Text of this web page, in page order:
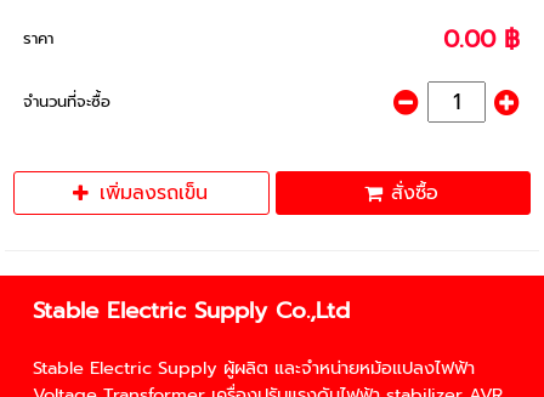
ราคา 0.00 ฿
จำนวนที่จะซื้อ
เพิ่มลงรถเข็น สั่งซื้อ
Stable Electric Supply Co.,Ltd
Stable Electric Supply ผู้ผลิต และจำหน่ายหม้อแปลงไฟฟ้า